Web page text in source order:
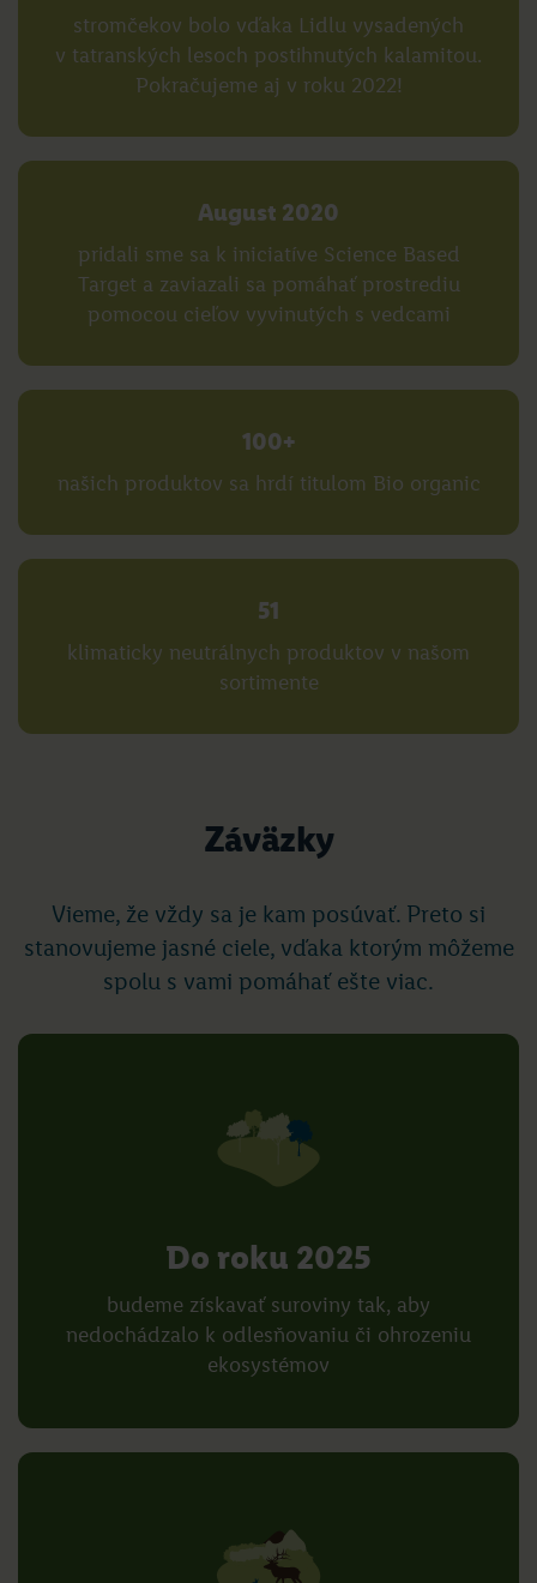
stromčekov bolo vďaka Lidlu vysadených
v tatranských lesoch postihnutých kalamitou.
Pokračujeme aj v roku 2022!
August 2020
pridali sme sa k iniciatíve Science Based
Target a zaviazali sa pomáhať prostrediu
pomocou cieľov vyvinutých s vedcami
100+
našich produktov sa hrdí titulom Bio organic
51
klimaticky neutrálnych produktov v našom
sortimente
Záväzky
Vieme, že vždy sa je kam posúvať. Preto si
stanovujeme jasné ciele, vďaka ktorým môžeme
spolu s vami pomáhať ešte viac.
Do roku 2025
budeme získavať suroviny tak, aby
nedochádzalo k odlesňovaniu či ohrozeniu
ekosystémov